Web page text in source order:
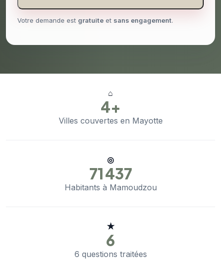
Votre demande est gratuite et sans engagement.
⌂
4+
Villes couvertes en Mayotte
◎
71 437
Habitants à Mamoudzou
★
6
6 questions traitées